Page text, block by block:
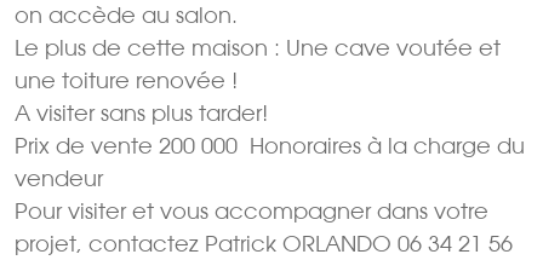
on accède au salon.
Le plus de cette maison : Une cave voutée et
une toiture renovée !
A visiter sans plus tarder!
Prix de vente 200 000  Honoraires à la charge du
vendeur
Pour visiter et vous accompagner dans votre
projet, contactez Patrick ORLANDO 06 34 21 56